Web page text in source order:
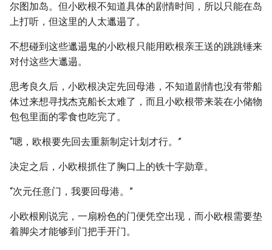
尔图加岛。但小欧根不知道具体的剧情时间，所以只能在岛
上打听，但这里的人太邋遢了。
不想碰到这些邋遢鬼的小欧根只能用欧根亲王送的跳跳锤来
对付这些大邋遢。
思考良久后，小欧根决定先回母港，不知道剧情也没有带船
体过来想寻找杰克船长太难了，而且小欧根带来装在小储物
包包里面的零食也吃完了。
“嗯，欧根要先回去重新制定计划才行。”
决定之后，小欧根抓住了胸口上的铁十字勋章。
“次元任意门，我要回母港。”
小欧根刚说完，一扇粉色的门便凭空出现，而小欧根需要垫
着脚尖才能够到门把手开门。